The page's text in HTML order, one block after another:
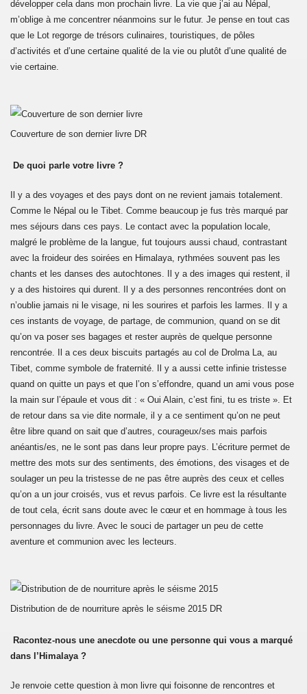
développer cela dans mon prochain livre. La vie que j’ai au Népal,
m’oblige à me concentrer néanmoins sur le futur. Je pense en tout cas
que le Lot regorge de trésors culinaires, touristiques, de pôles
d’activités et d’une certaine qualité de la vie ou plutôt d’une qualité de
vie certaine.
Couverture de son dernier livre DR
De quoi parle votre livre ?
Il y a des voyages et des pays dont on ne revient jamais totalement.
Comme le Népal ou le Tibet. Comme beaucoup je fus très marqué par
mes séjours dans ces pays. Le contact avec la population locale,
malgré le problème de la langue, fut toujours aussi chaud, contrastant
avec la froideur des soirées en Himalaya, rythmées souvent pas les
chants et les danses des autochtones. Il y a des images qui restent, il
y a des histoires qui durent. Il y a des personnes rencontrées dont on
n’oublie jamais ni le visage, ni les sourires et parfois les larmes. Il y a
ces instants de voyage, de partage, de communion, quand on se dit
qu’on va poser ses bagages et rester auprès de quelque personne
rencontrée. Il a ces deux biscuits partagés au col de Drolma La, au
Tibet, comme symbole de fraternité. Il y a aussi cette infinie tristesse
quand on quitte un pays et que l’on s’effondre, quand un ami vous pose
la main sur l’épaule et vous dit : « Oui Alain, c’est fini, tu es triste ». Et
de retour dans sa vie dite normale, il y a ce sentiment qu’on ne peut
être libre quand on sait que d’autres, courageux/ses mais parfois
anéantis/es, ne le sont pas dans leur propre pays. L’écriture permet de
mettre des mots sur des sentiments, des émotions, des visages et de
soulager un peu la tristesse de ne pas être auprès des ceux et celles
qu’on a un jour croisés, vus et revus parfois. Ce livre est la résultante
de tout cela, écrit sans doute avec le cœur et en hommage à tous les
personnages du livre. Avec le souci de partager un peu de cette
aventure et communion avec les lecteurs.
Distribution de de nourriture après le séisme 2015 DR
Racontez-nous une anecdote ou une personne qui vous a marqué
dans l’Himalaya ?
Je renvoie cette question à mon livre qui foisonne de rencontres et